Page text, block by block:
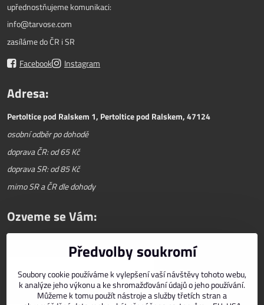
upřednostňujeme komunikaci:
info@tarvose.com
zasíláme do ČR i SR
Facebook
Instagram
Adresa:
Pertoltice pod Ralskem 1, Pertoltice pod Ralskem, 47124
osobní odběr po dohodě
doprava ČR: od 65 Kč
doprava SR: od 85 Kč
mimo SR a ČR dle dohody
Ozveme se Vám:
Předvolby soukromí
Soubory cookie používáme k vylepšení vaší návštěvy tohoto webu,
k analýze jeho výkonu a ke shromažďování údajů o jeho používání.
Můžeme k tomu použít nástroje a služby třetích stran a